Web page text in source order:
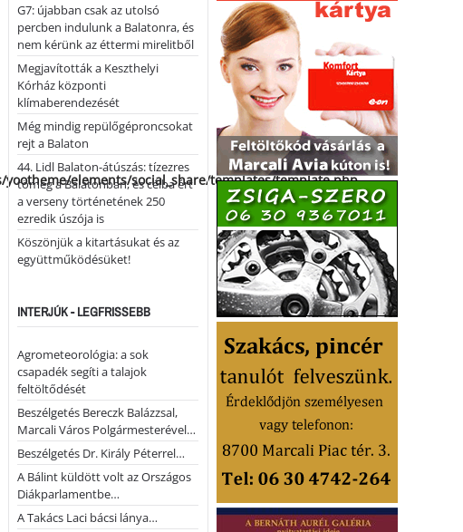
elements/social_share/templates/template.php
G7: újabban csak az utolsó
percben indulunk a Balatonra, és
nem kérünk az éttermi mirelitből
Megjavították a Keszthelyi
Kórház központi
klímaberendezését
Még mindig repülőgéproncsokat
rejt a Balaton
44. Lidl Balaton-átúszás: tízezres
tömeg a Balatonban, és célba ért
a verseny történetének 250
ezredik úszója is
Köszönjük a kitartásukat és az
együttműködésüket!
INTERJÚK - LEGFRISSEBB
Agrometeorológia: a sok
csapadék segíti a talajok
feltöltődését
Beszélgetés Bereczk Balázzsal,
Marcali Város Polgármesterével…
Beszélgetés Dr. Király Péterrel…
A Bálint küldött volt az Országos
Diákparlamentbe…
A Takács Laci bácsi lánya…